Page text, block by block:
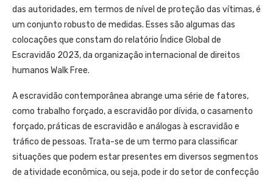
das autoridades, em termos de nível de proteção das vítimas, é
um conjunto robusto de medidas. Esses são algumas das
colocações que constam do relatório Índice Global de
Escravidão 2023, da organização internacional de direitos
humanos Walk Free.
A escravidão contemporânea abrange uma série de fatores,
como trabalho forçado, a escravidão por dívida, o casamento
forçado, práticas de escravidão e análogas à escravidão e
tráfico de pessoas. Trata-se de um termo para classificar
situações que podem estar presentes em diversos segmentos
de atividade econômica, ou seja, pode ir do setor de confecção